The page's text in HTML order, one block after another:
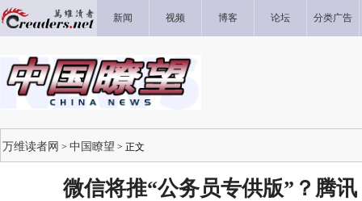
新闻 视频 博客 论坛 分类广告
万维读者网 > 中国瞭望 > 正文
微信将推“公务员专供版”？腾